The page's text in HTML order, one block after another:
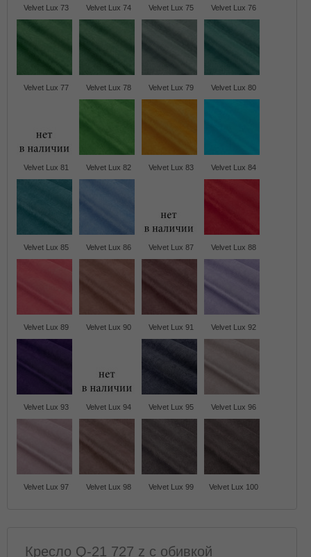
Velvet Lux 73 Velvet Lux 74 Velvet Lux 75 Velvet Lux 76
Velvet Lux 77 Velvet Lux 78 Velvet Lux 79 Velvet Lux 80
Velvet Lux 81 Velvet Lux 82 Velvet Lux 83 Velvet Lux 84
Velvet Lux 85 Velvet Lux 86 Velvet Lux 87 Velvet Lux 88
Velvet Lux 89 Velvet Lux 90 Velvet Lux 91 Velvet Lux 92
Velvet Lux 93 Velvet Lux 94 Velvet Lux 95 Velvet Lux 96
Velvet Lux 97 Velvet Lux 98 Velvet Lux 99 Velvet Lux 100
Кресло Q-21 727 z с обивкой